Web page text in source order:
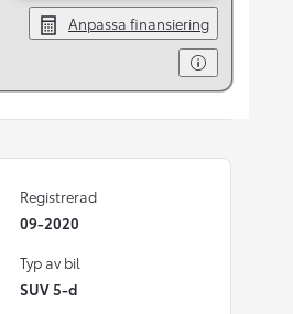
Anpassa finansiering
Registrerad
09-2020
Typ av bil
SUV 5-d